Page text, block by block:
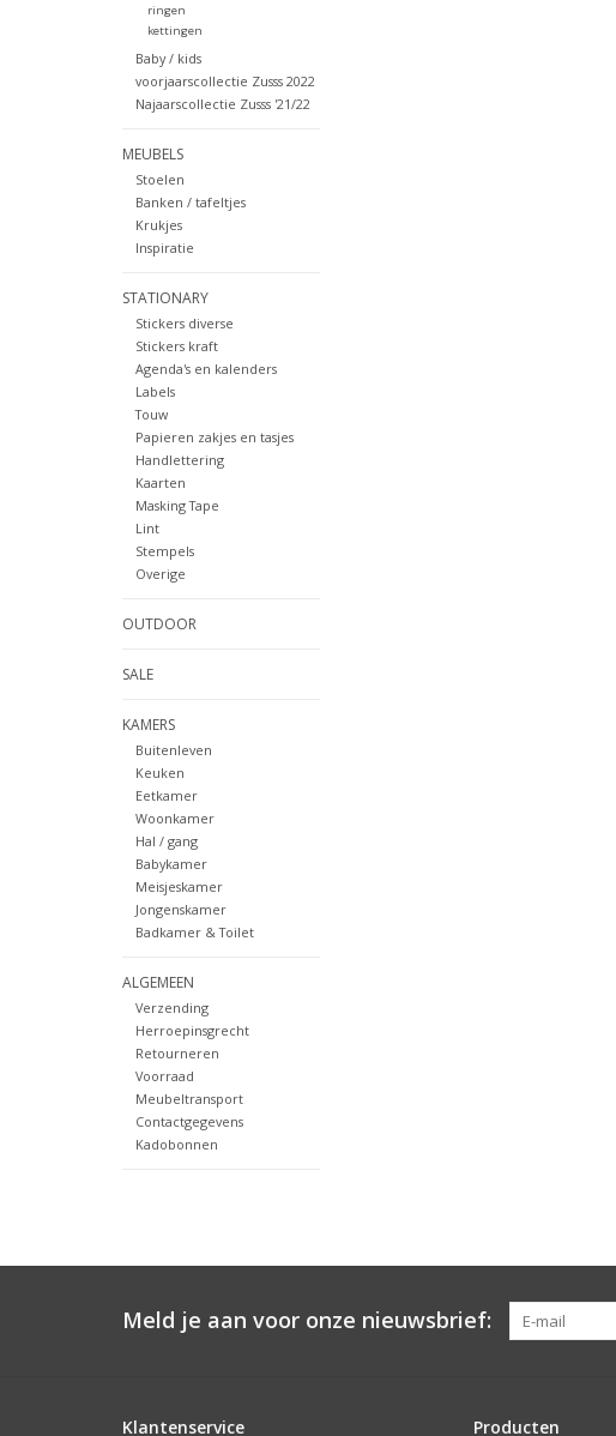
ringen
kettingen
Baby / kids
voorjaarscollectie Zusss 2022
Najaarscollectie Zusss '21/22
MEUBELS
Stoelen
Banken / tafeltjes
Krukjes
Inspiratie
STATIONARY
Stickers diverse
Stickers kraft
Agenda's en kalenders
Labels
Touw
Papieren zakjes en tasjes
Handlettering
Kaarten
Masking Tape
Lint
Stempels
Overige
OUTDOOR
SALE
KAMERS
Buitenleven
Keuken
Eetkamer
Woonkamer
Hal / gang
Babykamer
Meisjeskamer
Jongenskamer
Badkamer & Toilet
ALGEMEEN
Verzending
Herroepinsgrecht
Retourneren
Voorraad
Meubeltransport
Contactgegevens
Kadobonnen
Meld je aan voor onze nieuwsbrief:
Klantenservice Producten